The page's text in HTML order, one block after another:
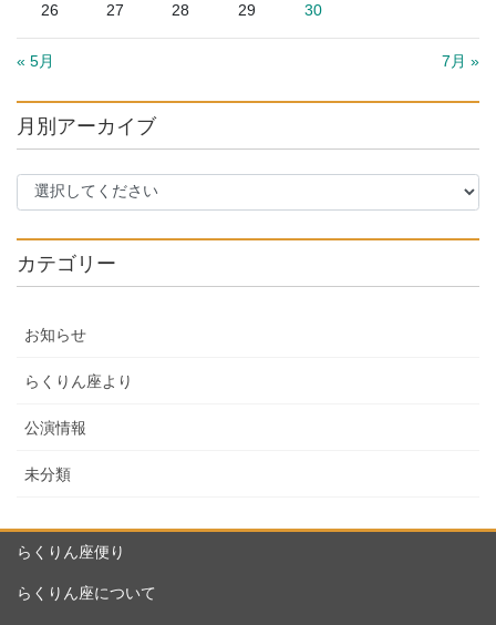
26 27 28 29 30
« 5月 7月 »
月別アーカイブ
カテゴリー
お知らせ
らくりん座より
公演情報
未分類
らくりん座便り
らくりん座について